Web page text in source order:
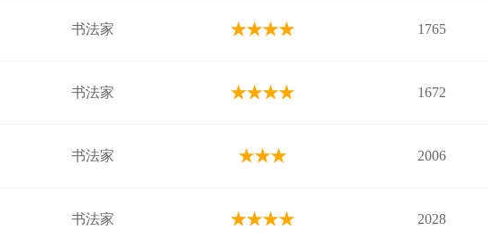
书法家 ★★★★ 1765
书法家 ★★★★ 1672
书法家 ★★★ 2006
书法家 ★★★★ 2028